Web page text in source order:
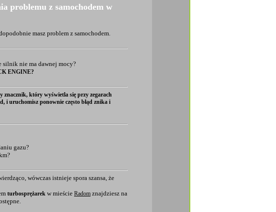
problemu z samochodem w
masz problem z samochodem.
silnik nie ma dawnej mocy?
ENGINE?
znacznik, który wyświetla się przy zegarach
i uruchomisz ponownie często błąd znika i
gazu?
wówczas istnieje spora szansa, że
turbosprężarek w mieście Radom znajdziesz na